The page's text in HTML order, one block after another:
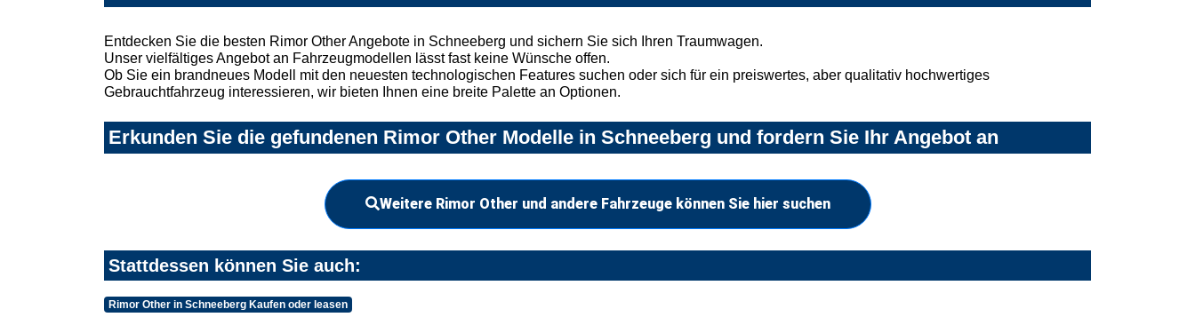
Entdecken Sie die besten Rimor Other Angebote in Schneeberg und sichern Sie sich Ihren Traumwagen.
Unser vielfältiges Angebot an Fahrzeugmodellen lässt fast keine Wünsche offen.
Ob Sie ein brandneues Modell mit den neuesten technologischen Features suchen oder sich für ein preiswertes, aber qualitativ hochwertiges
Gebrauchtfahrzeug interessieren, wir bieten Ihnen eine breite Palette an Optionen.
Erkunden Sie die gefundenen Rimor Other Modelle in Schneeberg und fordern Sie Ihr Angebot an
Weitere Rimor Other und andere Fahrzeuge können Sie hier suchen
Stattdessen können Sie auch:
Rimor Other in Schneeberg Kaufen oder leasen